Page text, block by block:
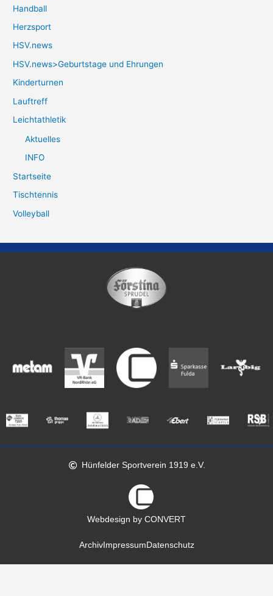
Handball
Herzsport
HSV.news
HSV.news>Geburtstage und Ehrungen
Kinderturnen
Lauftreff
Leichtathletik
Aktuelles
INFO
Startseite
Tischtennis
Volleyball
Hünfelder Sportverein 1919 e.V.
Webdesign by CONVERT
ArchivImpressum Datenschutz